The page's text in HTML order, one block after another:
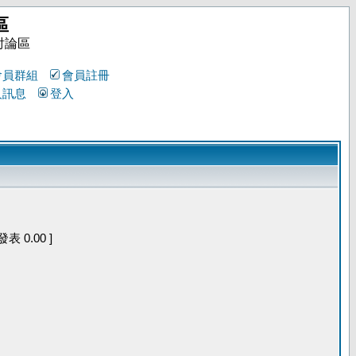
論區
群組
會員註冊
息
登入
表 0.00 ]